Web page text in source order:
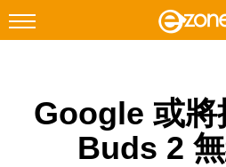
Facebook Instagram
Google 或
Buds 2